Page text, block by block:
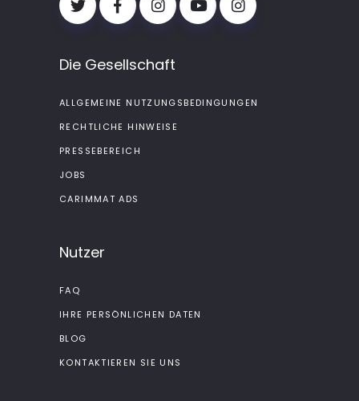
Die Gesellschaft
ALLGEMEINE NUTZUNGSBEDINGUNGEN
RECHTLICHE HINWEISE
PRESSEBEREICH
JOBS
CARIMMAT ADS
Nutzer
FAQ
IHRE PERSÖNLICHEN DATEN
BLOG
KONTAKTIEREN SIE UNS